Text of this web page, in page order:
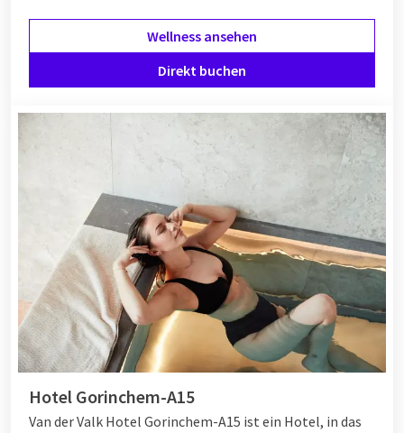
Wellness ansehen
Direkt buchen
Hotel Gorinchem-A15
Van der Valk Hotel Gorinchem-A15 ist ein Hotel, in das